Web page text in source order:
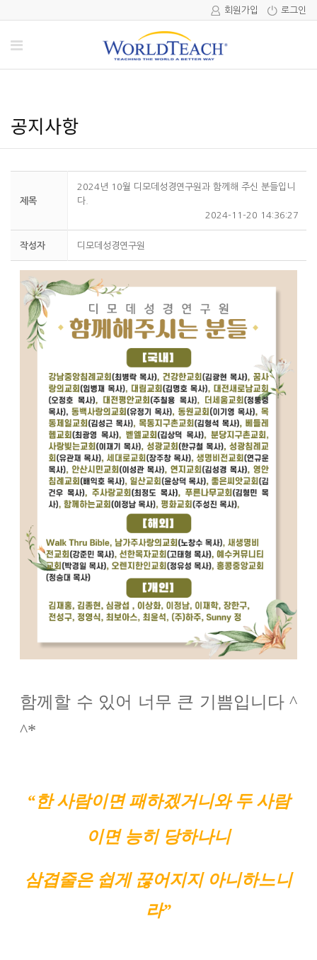
로그인
회원가입
공지사항
제목
2024년 10월 디모데성경연구원과 함께해 주신 분들입니
다.
2024-11-20 14:36:27
작성자 디모데성경연구원
함께할 수 있어 너무 큰 기쁨입니다 ^
^*
“한 사람이면 패하겠거니와 두 사람
이면 능히 당하나니
삼겹줄은 쉽게 끊어지지 아니하느니
라”